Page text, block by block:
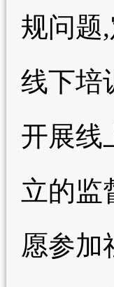
规问题
线下培
开展线
立的监
愿参加